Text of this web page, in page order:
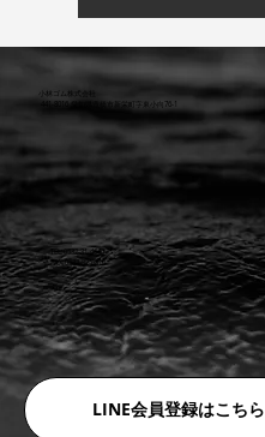
LINE会員登録はこちら
小林ゴム株式会社
441-8016 愛知県豊橋市新栄町字東小向76-1
TEL:0532-31-4646
FAX:0532-32-6810